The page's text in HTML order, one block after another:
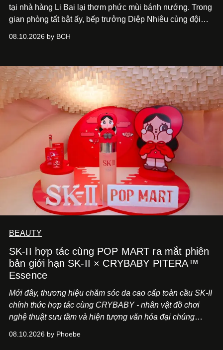
tại nhà hàng Li Bai lại thơm phức mùi bánh nướng. Trong
gian phòng tất bật ấy, bếp trưởng Diệp Nhiêu cùng đội
08.10.2026 by BCH
BEAUTY
SK-II hợp tác cùng POP MART ra mắt phiên
bản giới hạn SK-II × CRYBABY PITERA™
Essence
Mới đây, thương hiệu chăm sóc da cao cấp toàn cầu SK-II
chính thức hợp tác cùng CRYBABY - nhân vật đồ chơi
nghệ thuật sưu tầm và hiện tượng văn hóa đại chúng
08.10.2026 by Phoebe